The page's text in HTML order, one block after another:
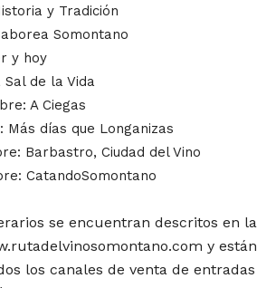
y Tradición
Somontano
y hoy
Sal de la Vida
A Ciegas
Más días que Longanizas
Barbastro, Ciudad del Vino
CatandoSomontano
se encuentran descritos en la
y están
los canales de venta de entradas